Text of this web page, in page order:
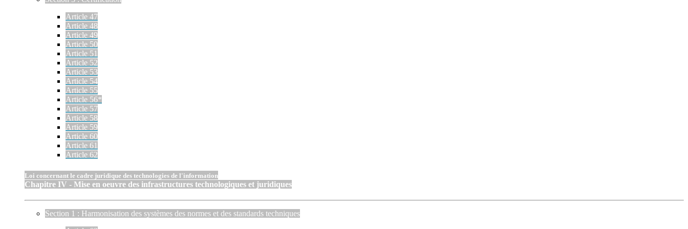
Article 47
Article 48
Article 49
Article 50
Article 51
Article 52
Article 53
Article 54
Article 55
Article 56*
Article 57
Article 58
Article 59
Article 60
Article 61
Article 62
Loi concernant le cadre juridique des technologies de l'information
Chapitre IV - Mise en oeuvre des infrastructures technologiques et juridiques
Section 1 : Harmonisation des systèmes des normes et des standards techniques